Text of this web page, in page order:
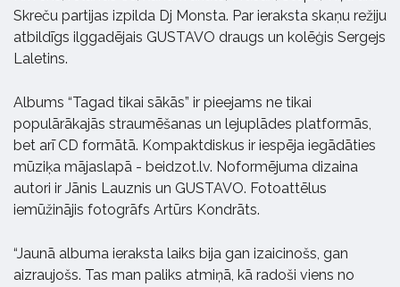
Skreču partijas izpilda Dj Monsta. Par ieraksta skaņu režiju
atbildīgs ilggadējais GUSTAVO draugs un kolēģis Sergejs
Laletins.
Albums “Tagad tikai sākās” ir pieejams ne tikai
populārākajās straumēšanas un lejuplādes platformās,
bet arī CD formātā. Kompaktdiskus ir iespēja iegādāties
mūziķa mājaslapā - beidzot.lv. Noformējuma dizaina
autori ir Jānis Lauznis un GUSTAVO. Fotoattēlus
iemūžinājis fotogrāfs Artūrs Kondrāts.
“Jaunā albuma ieraksta laiks bija gan izaicinošs, gan
aizraujošs. Tas man paliks atmiņā, kā radoši viens no